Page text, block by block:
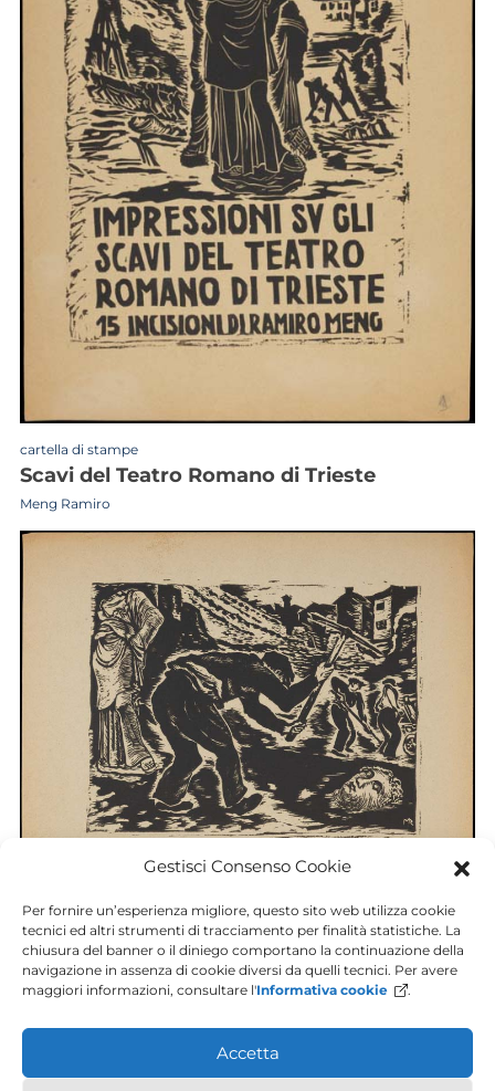
Gestisci Consenso Cookie
Per fornire un’esperienza migliore, questo sito web utilizza cookie
tecnici ed altri strumenti di tracciamento per finalità statistiche. La
chiusura del banner o il diniego comportano la continuazione della
navigazione in assenza di cookie diversi da quelli tecnici. Per avere
maggiori informazioni, consultare l'Informativa cookie .
Accetta
cartella di stampe
scavi del Teatro Romano di Trieste
Meng Ramiro
print
scavi del Teatro Romano di Trieste
Meng Ramiro